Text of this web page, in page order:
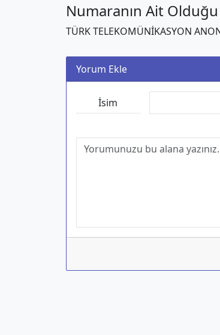
Numaranın Ait Olduğu
TÜRK TELEKOMÜNİKASYON
Yorum Ekle
İsim